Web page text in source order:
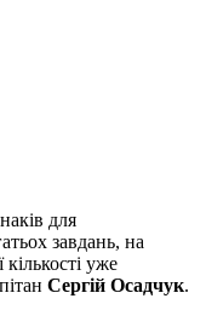
для
завдань, на
уже
Сергій Осадчук.